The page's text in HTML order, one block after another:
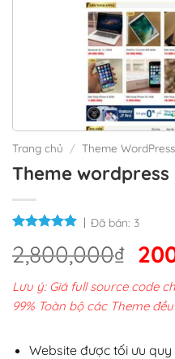
Trang chủ / Theme WordPress
Theme
Đã bán: 3
2,800,000₫ Giá
gốc
là:
Lưu ý: Giá full source code
99% Toàn bộ các Theme
Website được tối ưu